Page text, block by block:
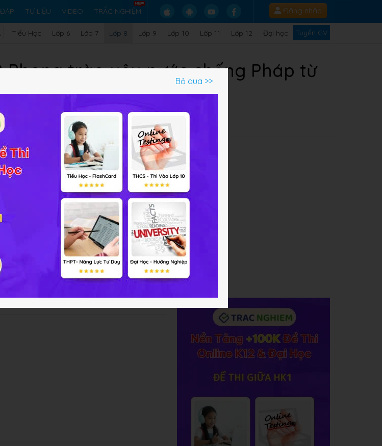
TƯ LIỆU VIDEO TRẮC NGHIỆM Đăng nhập
Tiểu Học Lớp 6 Lớp 7 Lớp 8 Lớp 9 Lớp 10 Lớp 11 Lớp 12 Đại học Tuyển GV
Phong trào yêu nước chống Pháp từ
XX đến năm 1918
nghiệm BT SGK 162 FAQ
của các sĩ phu Việt Nam đầu thế kỉ
Bỏ qua >>